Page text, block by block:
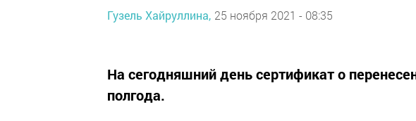
Гузель Хайруллина, 25 ноября 2021 - 08:35
На сегодняшний день сертификат о
полгода.